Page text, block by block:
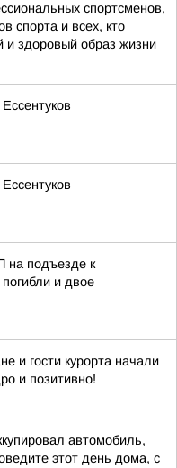
спортсменов,
спорта и всех, кто
и здоровый образ жизни
на подъезде к
и двое
и гости курорта начали
и позитивно!
автомобиль,
этот день дома, с